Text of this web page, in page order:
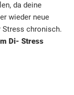
da deine
wieder neue
Stress chronisch.
Di- Stress